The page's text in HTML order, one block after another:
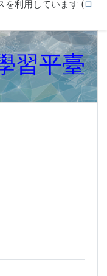
を利用しています (ロ
習平臺